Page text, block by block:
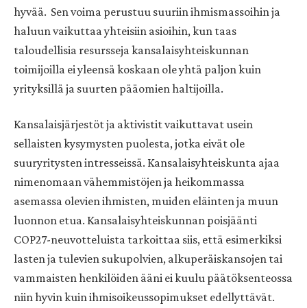
hyvää. Sen voima perustuu suuriin ihmismassoihin ja
haluun vaikuttaa yhteisiin asioihin, kun taas
taloudellisia resursseja kansalaisyhteiskunnan
toimijoilla ei yleensä koskaan ole yhtä paljon kuin
yrityksillä ja suurten pääomien haltijoilla.
Kansalaisjärjestöt ja aktivistit vaikuttavat usein
sellaisten kysymysten puolesta, jotka eivät ole
suuryritysten intresseissä. Kansalaisyhteiskunta ajaa
nimenomaan vähemmistöjen ja heikommassa
asemassa olevien ihmisten, muiden eläinten ja muun
luonnon etua. Kansalaisyhteiskunnan poisjäänti
COP27-neuvotteluista tarkoittaa siis, että esimerkiksi
lasten ja tulevien sukupolvien, alkuperäiskansojen tai
vammaisten henkilöiden ääni ei kuulu päätöksenteossa
niin hyvin kuin ihmisoikeussopimukset edellyttävät. ​​